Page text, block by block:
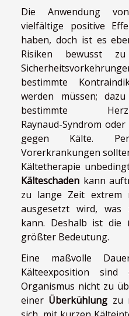
Die Anwendung
vielfältige positive
haben, doch ist es
Risiken bewusst
bestimmte
werden müssen;
bestimmte Herz-
Raynaud-Syndrom
gegen Kälte.
Vorerkrankungen
Kältetherapie
Kälteschaden kann
zu lange Zeit extrem
ausgesetzt wird,
kann. Deshalb ist die
größter Bedeutung.
Eine maßvolle
Kälteexposition sind
Organismus nicht zu
einer Überkühlung zu